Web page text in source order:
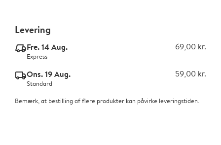
Levering
delivery_express_v2Fre. 14 Aug. 69,00 kr.
Express
delivery_standard_v2Ons. 19 Aug. 59,00 kr.
Standard
Bemærk, at bestilling af flere produkter kan påvirke leveringstiden.